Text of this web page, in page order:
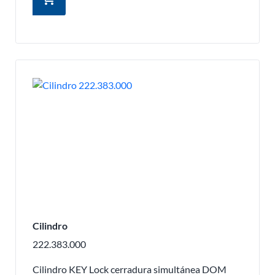
Cilindro
222.383.000
Cilindro KEY Lock cerradura simultánea DOM